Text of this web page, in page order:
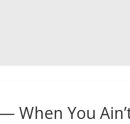
When You